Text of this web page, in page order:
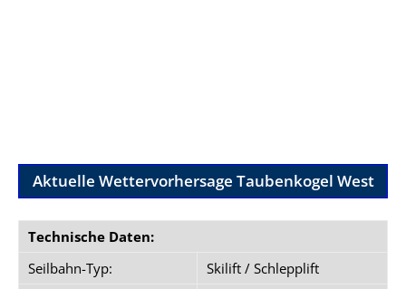
Aktuelle Wettervorhersage Taubenkogel West
Technische Daten:
Seilbahn-Typ:
Skilift / Schlepplift